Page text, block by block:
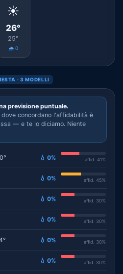
☀️
26°
25°
🌧️ 0
· 3 MODELLI
previsione puntuale.
concordano l'affidabilità è
— e te lo diciamo. Niente
💧 0% affid. 41%
💧 0% affid. 45%
💧 0% affid. 30%
💧 0% affid. 30%
💧 0% affid. 30%
💧 0% affid. 30%